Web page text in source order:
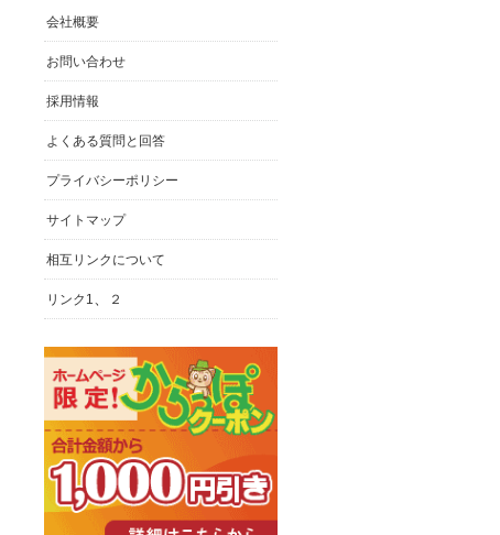
会社概要
お問い合わせ
採用情報
よくある質問と回答
プライバシーポリシー
サイトマップ
相互リンクについて
リンク1、 ２